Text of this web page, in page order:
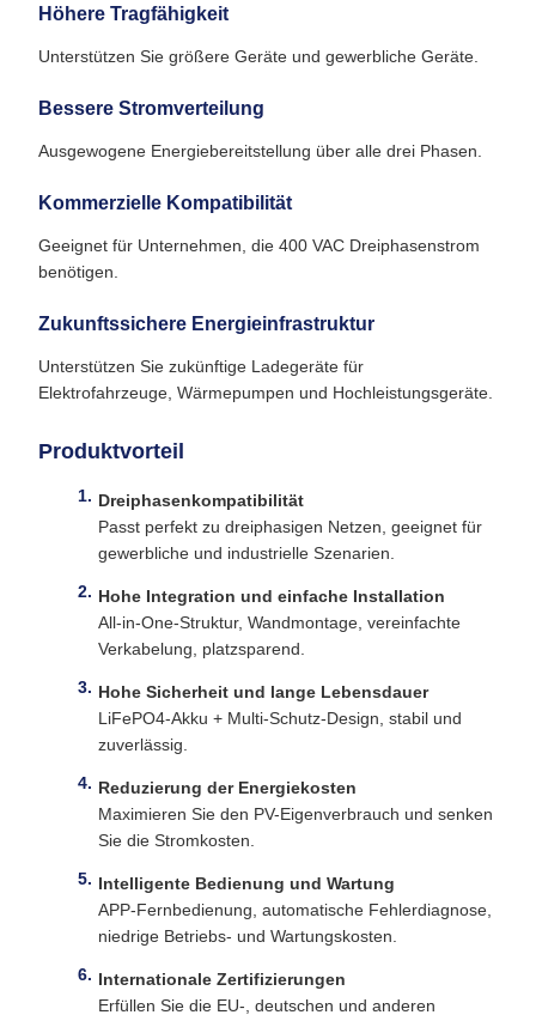
Höhere Tragfähigkeit
Unterstützen Sie größere Geräte und gewerbliche Geräte.
Bessere Stromverteilung
Ausgewogene Energiebereitstellung über alle drei Phasen.
Kommerzielle Kompatibilität
Geeignet für Unternehmen, die 400 VAC Dreiphasenstrom
benötigen.
Zukunftssichere Energieinfrastruktur
Unterstützen Sie zukünftige Ladegeräte für
Elektrofahrzeuge, Wärmepumpen und Hochleistungsgeräte.
Produktvorteil
Dreiphasenkompatibilität
Passt perfekt zu dreiphasigen Netzen, geeignet für
gewerbliche und industrielle Szenarien.
Hohe Integration und einfache Installation
All-in-One-Struktur, Wandmontage, vereinfachte
Verkabelung, platzsparend.
Hohe Sicherheit und lange Lebensdauer
LiFePO4-Akku + Multi-Schutz-Design, stabil und
zuverlässig.
Reduzierung der Energiekosten
Maximieren Sie den PV-Eigenverbrauch und senken
Sie die Stromkosten.
Intelligente Bedienung und Wartung
APP-Fernbedienung, automatische Fehlerdiagnose,
niedrige Betriebs- und Wartungskosten.
Internationale Zertifizierungen
Erfüllen Sie die EU-, deutschen und anderen